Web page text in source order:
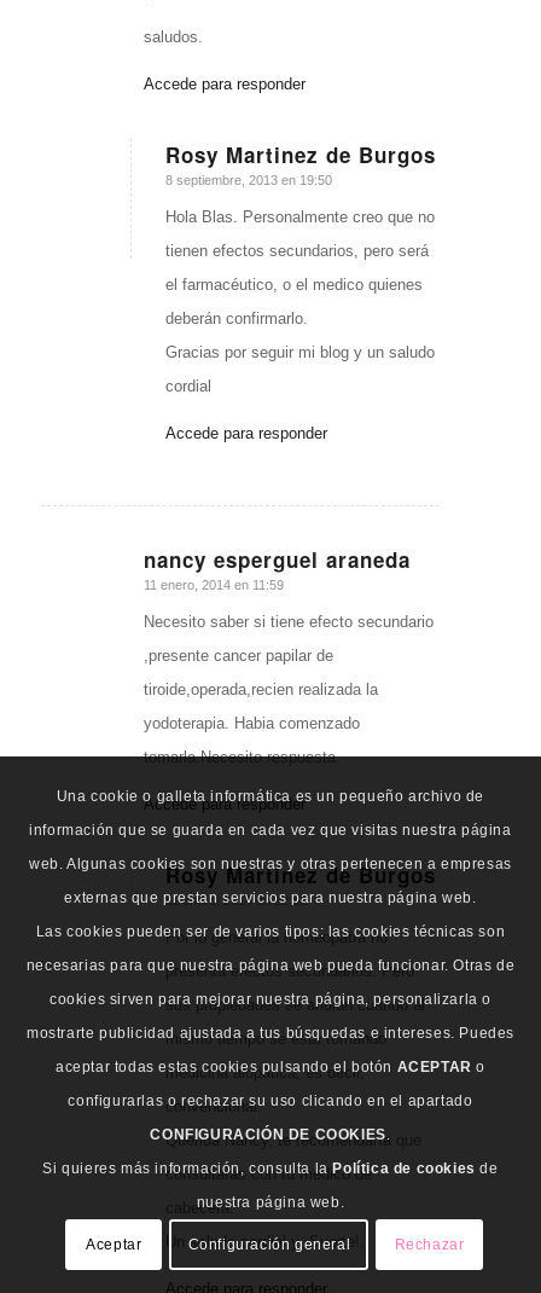
saludos.
Accede para responder
Rosy Martinez de Burgos
Dice:
8 septiembre, 2013 en 19:50
Hola Blas. Personalmente creo que no
tienen efectos secundarios, pero será
el farmacéutico, o el medico quienes
deberán confirmarlo.
Gracias por seguir mi blog y un saludo
cordial
Accede para responder
nancy esperguel araneda
Dice:
11 enero, 2014 en 11:59
Necesito saber si tiene efecto secundario
,presente cancer papilar de
tiroide,operada,recien realizada la
yodoterapia. Habia comenzado
tomarla.Necesito respuesta
Accede para responder
Rosy Martinez de Burgos
Dice:
11 enero, 2014 en 12:52
Por lo general la homeopatía no
presenta efectos secundarios. Pero
sus propiedades se anulan cuando al
mismo tiempo se esta tomando
medicina alopática, es decir,
convencional.
Querida Nancy, te recomendaría que
consultaras con tu medico de
cabecera.
Un saludo cordial y ¡Suerte!.
Accede para responder
Una cookie o galleta informática es un pequeño archivo de
información que se guarda en cada vez que visitas nuestra página
web. Algunas cookies son nuestras y otras pertenecen a empresas
externas que prestan servicios para nuestra página web.
Las cookies pueden ser de varios tipos: las cookies técnicas son
necesarias para que nuestra página web pueda funcionar. Otras de
cookies sirven para mejorar nuestra página, personalizarla o
mostrarte publicidad ajustada a tus búsquedas e intereses. Puedes
aceptar todas estas cookies pulsando el botón ACEPTAR o
configurarlas o rechazar su uso clicando en el apartado
CONFIGURACIÓN DE COOKIES.
Si quieres más información, consulta la Política de cookies de
nuestra página web.
Aceptar Configuración general Rechazar